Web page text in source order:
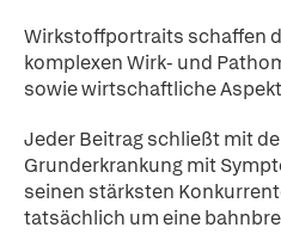
Wirkstoffportraits schaffen
komplexen Wirk- und
sowie wirtschaftliche
Jeder Beitrag schließt mit
Grunderkrankung mit
seinen stärksten
tatsächlich um eine